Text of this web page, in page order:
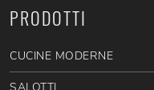
PRODOTTI
CUCINE MODERNE